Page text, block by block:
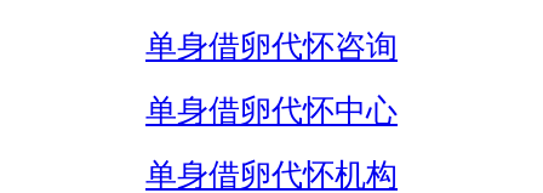
单身借卵代怀咨询
单身借卵代怀中心
单身借卵代怀机构